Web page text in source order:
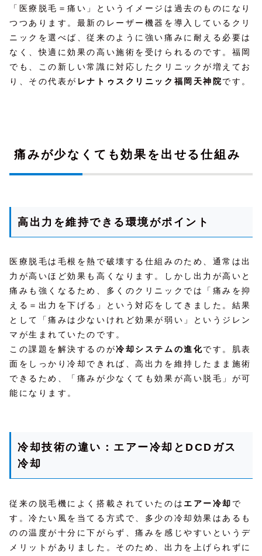
「医療脱毛＝痛い」というイメージは過去のものになり
つつあります。最新のレーザー機器を導入しているクリ
ニックを選べば、従来のように強い痛みに耐える必要は
なく、快適に効果の高い施術を受けられるのです。福岡
でも、この新しい常識に対応したクリニックが増えてお
り、その代表が レナトゥスクリニック福岡天神院です。
痛みが少なくても効果を出せる仕組み
高出力を維持できる環境がポイント
医療脱毛は毛根を熱で破壊する仕組みのため、通常は出
力が高いほど効果も高くなります。しかし出力が高いと
痛みも強くなるため、多くのクリニックでは「痛みを抑
える＝出力を下げる」という対応をしてきました。結果
として「痛みは少ないけれど効果が弱い」というジレン
マが生まれていたのです。
この課題を解決するのが冷却システムの進化です。肌表
面をしっかり冷却できれば、高出力を維持したまま施術
できるため、「痛みが少なくても効果が高い脱毛」が可
能になります。
冷却技術の違い：エアー冷却とDCDガス
冷却
従来の脱毛機によく搭載されていたのは エアー冷却 で
す。冷たい風を当てる方式で、多少の冷却効果はあるも
のの温度が十分に下がらず、痛みを感じやすいというデ
メリットがありました。そのため、出力を上げられずに